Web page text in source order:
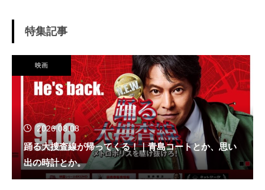
特集記事
映画
2026.08.08
踊る大捜査線が帰ってくる！｜青島コートとか、思い
出の時計とか。